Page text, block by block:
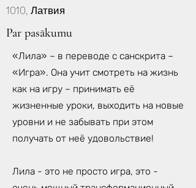
1010, Латвия
Par pasākumu
«Лила» – в переводе с санскрита –
«Игра». Она учит смотреть на жизнь
как на игру – принимать её
жизненные уроки, выходить на новые
уровни и не забывать при этом
получать от неё удовольствие!
Лила - это не просто игра, это -